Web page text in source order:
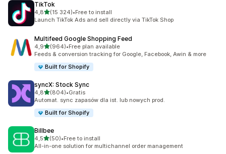
TikTok
4,8na 5 gwiazdek
(15 324)
Łączna liczba recenzji: 15324
•Free to install
Launch TikTok Ads and sell directly via TikTok Shop
Multifeed Google Shopping Feed
4,9na 5 gwiazdek
(964)
Łączna liczba recenzji: 964
•Free plan available
Feeds & conversion tracking for Google, Facebook, Awin & more
Built for Shopify
syncX: Stock Sync
4,8na 5 gwiazdek
(804)
Łączna liczba recenzji: 804
•Gratis
Automat. sync zapasów dla ist. lub nowych prod.
Built for Shopify
Billbee
4,5na 5 gwiazdek
(50)
Łączna liczba recenzji: 50
•Free to install
All-in-one solution for multichannel order management